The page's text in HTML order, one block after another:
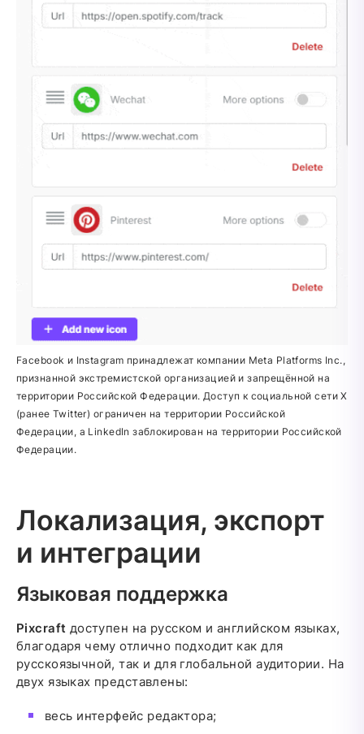
Facebook и Instagram принадлежат компании Meta Platforms Inc.,
признанной экстремистской организацией и запрещённой на
территории Российской Федерации. Доступ к социальной сети X
(ранее Twitter) ограничен на территории Российской
Федерации, а LinkedIn заблокирован на территории Российской
Федерации.
Локализация, экспорт
и интеграции
Языковая поддержка
Pixcraft доступен на русском и английском языках,
благодаря чему отлично подходит как для
русскоязычной, так и для глобальной аудитории. На
двух языках представлены:
весь интерфейс редактора;